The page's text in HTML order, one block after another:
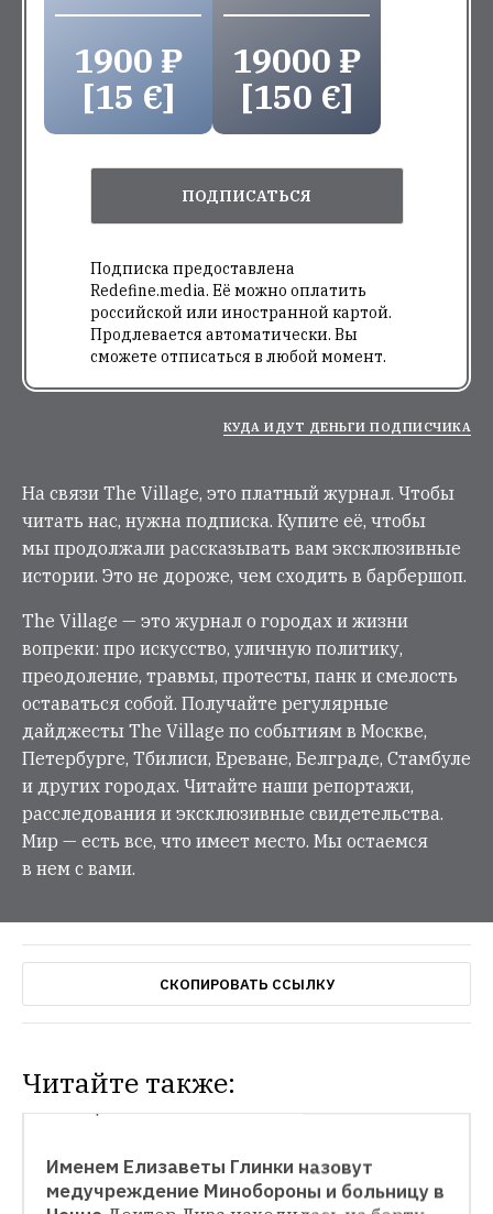
1900 ₽
[15 €]
19000 ₽
[150 €]
ПОДПИСАТЬСЯ
Подписка предоставлена
Redefine.media. Её можно оплатить
российской или иностранной картой.
Продлевается автоматически. Вы
сможете отписаться в любой момент.
КУДА ИДУТ ДЕНЬГИ ПОДПИСЧИКА
На связи The Village, это платный журнал. Чтобы
читать нас, нужна подписка. Купите её, чтобы
мы продолжали рассказывать вам эксклюзивные
истории. Это не дороже, чем сходить в барбершоп.
The Village — это журнал о городах и жизни
вопреки: про искусство, уличную политику,
преодоление, травмы, протесты, панк и смелость
оставаться собой. Получайте регулярные
дайджесты The Village по событиям в Москве,
Петербурге, Тбилиси, Ереване, Белграде, Стамбуле
и других городах. Читайте наши репортажи,
расследования и эксклюзивные свидетельства.
Мир — есть все, что имеет место. Мы остаемся
в нем с вами.
СКОПИРОВАТЬ ССЫЛКУ
Читайте также:
СИТУАЦИЯ
СИТУАЦИЯ
Именем Елизаветы Глинки назовут
медучреждение Минобороны и больницу в